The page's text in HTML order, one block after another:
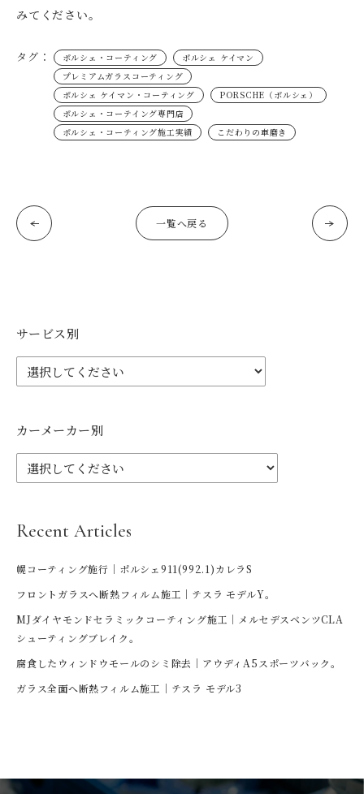
みてください。
タグ： ポルシェ・コーティング
ポルシェ ケイマン
プレミアムガラスコーティング
ポルシェ ケイマン・コーティング
PORSCHE（ポルシェ）
ポルシェ・コーテイング専門店
ポルシェ・コーティング施工実績
こだわりの車磨き
一覧へ戻る
サービス別
カーメーカー別
Recent Articles
幌コーティング施行｜ポルシェ911(992.1)カレラS
フロントガラスへ断熱フィルム施工｜テスラ モデルY。
MJダイヤモンドセラミックコーティング施工｜メルセデスベンツCLA
シューティングブレイク。
腐食したウィンドウモールのシミ除去｜アウディA5スポーツバック。
ガラス全面へ断熱フィルム施工｜テスラ モデル3